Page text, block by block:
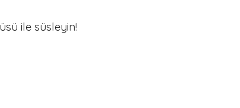
ile süsleyin!